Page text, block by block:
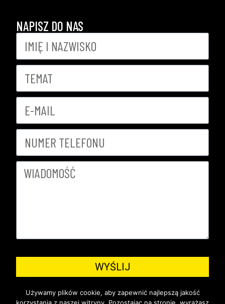
NAPISZ DO NAS
WYŚLIJ
Używamy plików cookie, aby zapewnić najlepszą jakość